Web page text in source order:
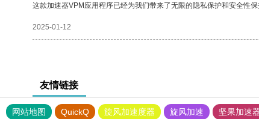
这款加速器VPM应用程序已经为我们带来了无限的隐私保护和安全性保
2025-01-12
友情链接
网站地图 QuickQ 旋风加速度器 旋风加速 坚果加速